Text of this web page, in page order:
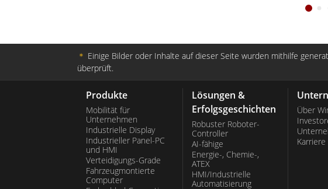
＊ Einige Bilder oder Inhalte auf dieser Seite wurden mithilfe
überprüft.
Produkte
Mobilität für
Unternehmen
Industrielle Display
Industrieller Panel-PC
und HMI
Verteidigungs-Grade
Fahrzeugmontierte
Computer
Lösungen &
Erfolgsgeschichten
Robuster Roboter-
Controller
AI-fähige
Energie-, Chemie-,
ATEX
HMI/Industrielle
Automatisierung
Über
Karriere